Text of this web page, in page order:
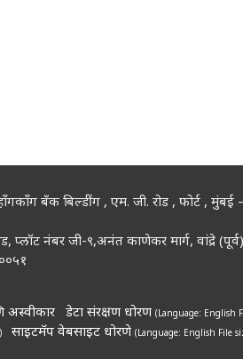
बँक बिल्डींग , एम. जी. रोड , फोर्ट , मुंबई –
प्लॉट नंबर जी-९,अनंत काणेकर मार्ग, वांद्रे
अस्वीकार डेटा संरक्षण धोरण(Language: English
साइटमॅप वेबसाइट धोरणे(Language: English File